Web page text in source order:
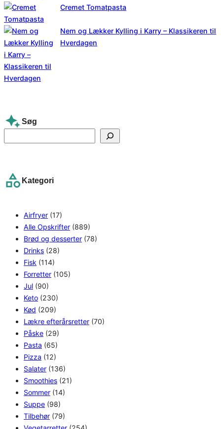
Cremet Tomatpasta
Nem og Lækker Kylling i Karry – Klassikeren til
Hverdagen
Søg
e
c
Kategori
Airfryer (17)
Alle Opskrifter (889)
Brød og desserter (78)
Drinks (28)
Fisk (114)
Forretter (105)
Jul (90)
Keto (230)
Kød (209)
Lækre efterårsretter (70)
Påske (29)
Pasta (65)
Pizza (12)
Salater (136)
Smoothies (21)
Sommer (14)
Suppe (98)
Tilbehør (79)